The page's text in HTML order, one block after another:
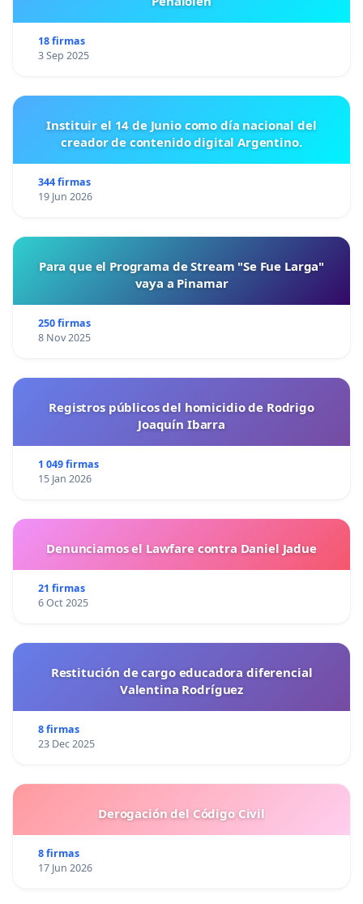
18 firmas
3 Sep 2025
Instituir el 14 de Junio como día nacional del
creador de contenido digital Argentino.
344 firmas
19 Jun 2026
Para que el Programa de Stream "Se Fue Larga"
vaya a Pinamar
250 firmas
8 Nov 2025
Registros públicos del homicidio de Rodrigo
Joaquín Ibarra
1 049 firmas
15 Jan 2026
Denunciamos el Lawfare contra Daniel Jadue
21 firmas
6 Oct 2025
Restitución de cargo educadora diferencial
Valentina Rodríguez
8 firmas
23 Dec 2025
Derogación del Código Civil
8 firmas
17 Jun 2026